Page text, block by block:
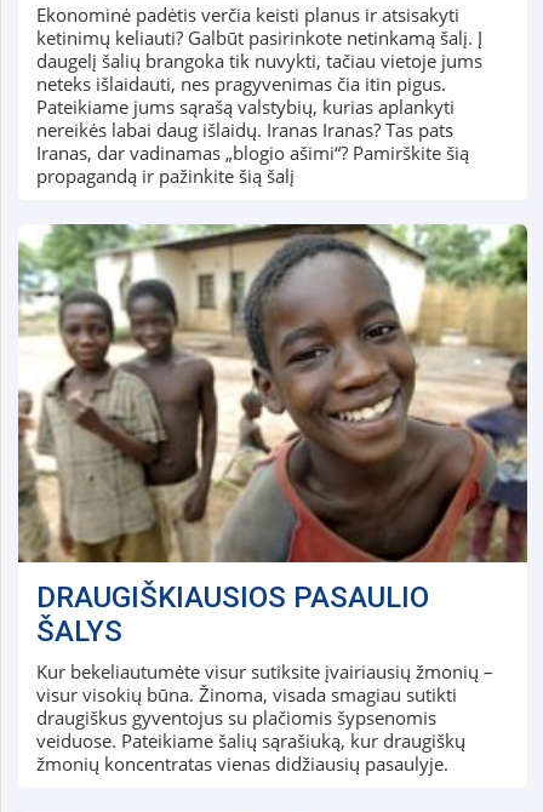
Ekonominė padėtis verčia keisti planus ir atsisakyti
ketinimų keliauti? Galbūt pasirinkote netinkamą šalį. Į
daugelį šalių brangoka tik nuvykti, tačiau vietoje jums
neteks išlaidauti, nes pragyvenimas čia itin pigus.
Pateikiame jums sąrašą valstybių, kurias aplankyti
nereikės labai daug išlaidų. Iranas Iranas? Tas pats
Iranas, dar vadinamas „blogio ašimi“? Pamirškite šią
propagandą ir pažinkite šią šalį
DRAUGIŠKIAUSIOS PASAULIO
ŠALYS
Kur bekeliautumėte visur sutiksite įvairiausių žmonių –
visur visokių būna. Žinoma, visada smagiau sutikti
draugiškus gyventojus su plačiomis šypsenomis
veiduose. Pateikiame šalių sąrašiuką, kur draugiškų
žmonių koncentratas vienas didžiausių pasaulyje.